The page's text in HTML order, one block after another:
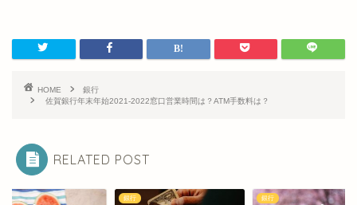
HOME
銀行
佐賀銀行年末年始2021-2022窓口営業時間は？ATM手数料は？
RELATED POST
銀行 銀行